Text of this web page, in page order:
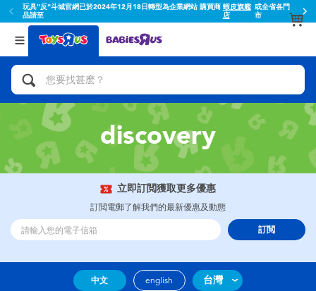
玩具"反"斗城官網已於2024年12月18日轉型為企業網站 購買商
品請至
蝦皮旗艦
店
或全省各門
市
返回
分類目錄
人氣英雄,角色扮演,射擊玩具
腳踏車,滑板車,騎乘車
拼砌組合及樂高LEGO
玩具車,貨車,火車及遙控系列
手工藝,文具,蠟筆,泥膠,畫板
娃娃, 芭比,收藏公仔
返回
品牌
Toy Story玩具總動員
Super Mario超級瑪利歐
52TOYS
Miniso名創優品
playpop
discovery
立即訂閲獲取更多優惠
訂閲電郵了解我們的最新優惠及動態
訂閲
中文 english 台灣